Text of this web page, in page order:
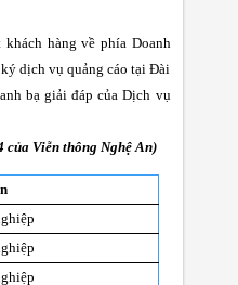
hàng về phía Doanh
dịch vụ quảng cáo tại Đài
bạ giải đáp của Dịch vụ
Viễn thông Nghệ An)